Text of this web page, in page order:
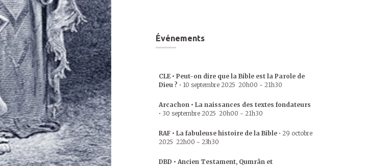
Événements
CLE • Peut-on dire que la Bible est la Parole de
Dieu ? • 10 septembre 2025 20h00 - 21h30
Arcachon • La naissances des textes fondateurs
• 30 septembre 2025 20h00 - 21h30
RAF • La fabuleuse histoire de la Bible • 29 octobre
2025 22h00 - 23h30
DBD • Ancien Testament, Qumrân et